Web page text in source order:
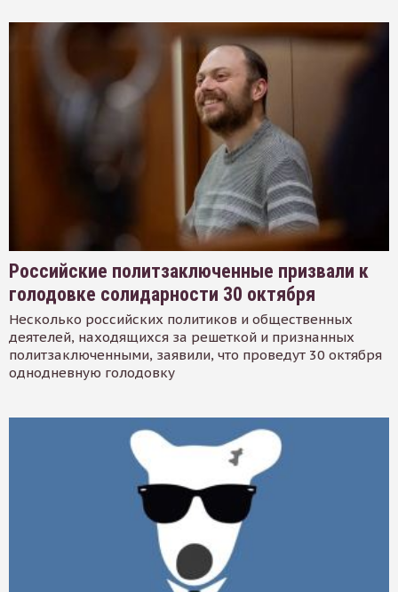
Российские политзаключенные призвали к
голодовке солидарности 30 октября
Несколько российских политиков и общественных
деятелей, находящихся за решеткой и признанных
политзаключенными, заявили, что проведут 30 октября
однодневную голодовку